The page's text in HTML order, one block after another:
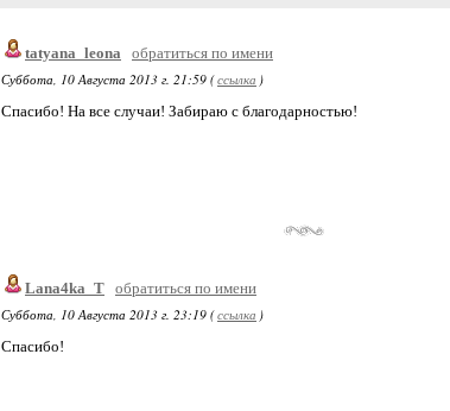
tatyana_leona
обратиться по имени
Суббота, 10 Августа 2013 г. 21:59 (ссылка )
Спасибо! На все случаи! Забираю с благодарностью!
Lana4ka_T обратиться по имени
Суббота, 10 Августа 2013 г. 23:19 (ссылка )
Спасибо!